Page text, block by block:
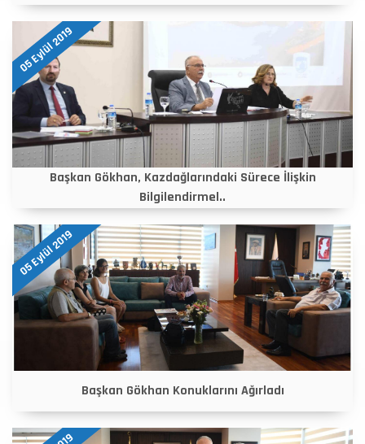
05 Eylül 2019
Başkan Gökhan, Kazdağlarındaki Sürece İlişkin
Bilgilendirmel..
05 Eylül 2019
Başkan Gökhan Konuklarını Ağırladı